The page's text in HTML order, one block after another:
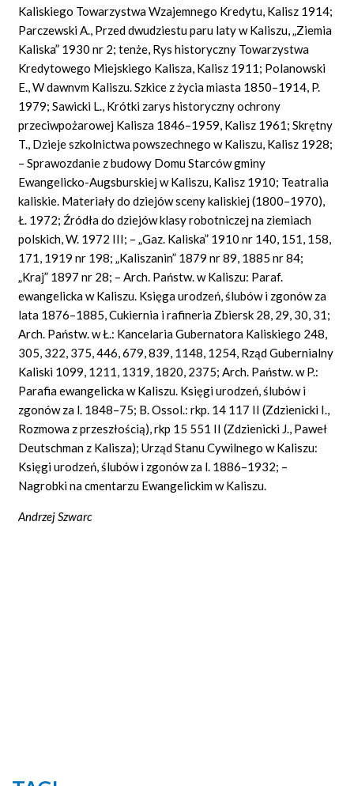
Kaliskiego Towarzystwa Wzajemnego Kredytu, Kalisz 1914;
Parczewski A., Przed dwudziestu paru laty w Kaliszu, „Ziemia
Kaliska” 1930 nr 2; tenże, Rys historyczny Towarzystwa
Kredytowego Miejskiego Kalisza, Kalisz 1911; Polanowski
E., Wdawnvm Kaliszu. Szkice z życia miasta 1850–1914, P.
1979; Sawicki L., Krótki zarys historyczny ochrony
przeciwpożarowej Kalisza 1846–1959, Kalisz 1961; Skrętny
T., Dzieje szkolnictwa powszechnego w Kaliszu, Kalisz 1928;
– Sprawozdanie z budowy Domu Starców gminy
Ewangelicko-Augsburskiej w Kaliszu, Kalisz 1910; Teatralia
kaliskie. Materiały do dziejów sceny kaliskiej (1800–1970),
Ł. 1972; Źródła do dziejów klasy robotniczej na ziemiach
polskich, W. 1972 III; – „Gaz. Kaliska” 1910 nr 140, 151, 158,
171, 1919 nr 198; „Kaliszanin” 1879 nr 89, 1885 nr 84;
„Kraj” 1897 nr 28; – Arch. Państw. w Kaliszu: Paraf.
ewangelicka w Kaliszu. Księga urodzeń, ślubów i zgonów za
lata 1876–1885, Cukiernia i rafineria Zbiersk 28, 29, 30, 31;
Arch. Państw. w Ł.: Kancelaria Gubernatora Kaliskiego 248,
305, 322, 375, 446, 679, 839, 1148, 1254, Rząd Gubernialny
Kaliski 1099, 1211, 1319, 1820, 2375; Arch. Państw. w P.:
Parafia ewangelicka w Kaliszu. Księgi urodzeń, ślubów i
zgonów za l. 1848–75; B. Ossol.: rkp. 14 117 II (Zdzienicki I.,
Rozmowa z przeszłością), rkp 15 551 II (Zdzienicki J., Paweł
Deutschman z Kalisza); Urząd Stanu Cywilnego w Kaliszu:
Księgi urodzeń, ślubów i zgonów za l. 1886–1932; –
Nagrobki na cmentarzu Ewangelickim w Kaliszu.
Andrzej Szwarc